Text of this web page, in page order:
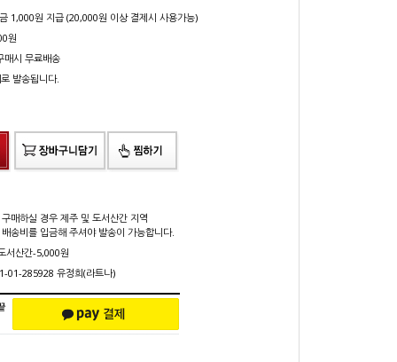
1,000원 지급 (20,000원 이상 결제시 사용가능)
원
매시 무료배송
발송됩니다.
매하실 경우 제주 및 도서산간 지역
송비를 입금해 주셔야 발송이 가능합니다.
서산간-5,000원
01-285928 유정희(라트나)